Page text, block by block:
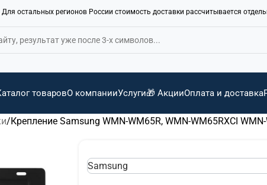
остальных регионов России стоимость доставки рассчитывается
товаровО компанииУслуги🎁 АкцииОплата и доставка
Крепление Samsung WMN-WM65R, WMN-WM65RXCI
Samsung